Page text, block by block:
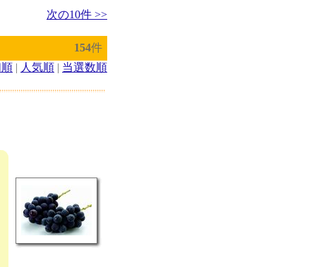
次の10件 >>
154件
| 人気順 | 当選数順